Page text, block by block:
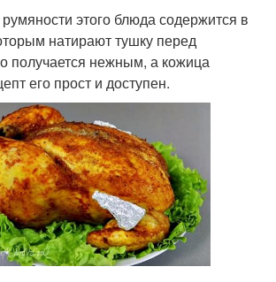
этого блюда содержится в
натирают тушку перед
получается нежным, а кожица
его прост и доступен.